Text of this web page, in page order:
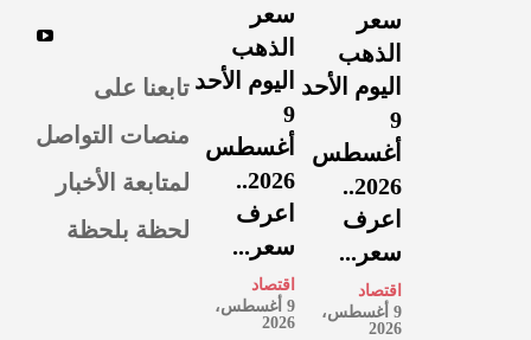
سعر
الذهب
اليوم الأحد
9
أغسطس
2026..
اعرف
سعر...
اقتصاد
9 أغسطس،
2026
سعر
الذهب
اليوم الأحد
9
أغسطس
2026..
اعرف
سعر...
اقتصاد
9 أغسطس،
2026
تابعنا على
منصات التواصل
لمتابعة الأخبار
لحظة بلحظة